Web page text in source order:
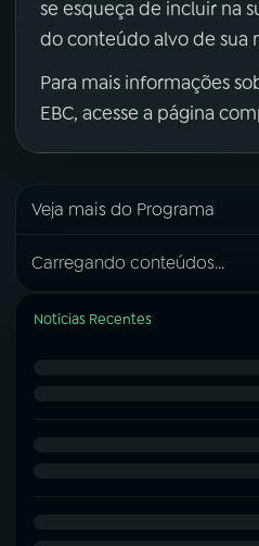
se esqueça de incluir na
do conteúdo alvo de sua
Para mais informações
EBC, acesse a página
Veja mais do Programa
Carregando conteúdos...
Notícias Recentes